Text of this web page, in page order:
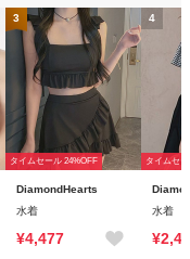
3
タイムセール 24%OFF
DiamondHearts
水着
¥4,477
4
タイムセ
水着